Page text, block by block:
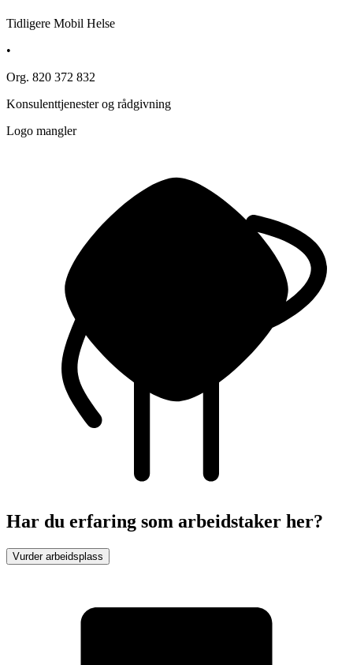
Tidligere Mobil Helse
•
Org. 820 372 832
Konsulenttjenester og rådgivning
Logo mangler
Har du erfaring som arbeidstaker her?
Vurder arbeidsplass